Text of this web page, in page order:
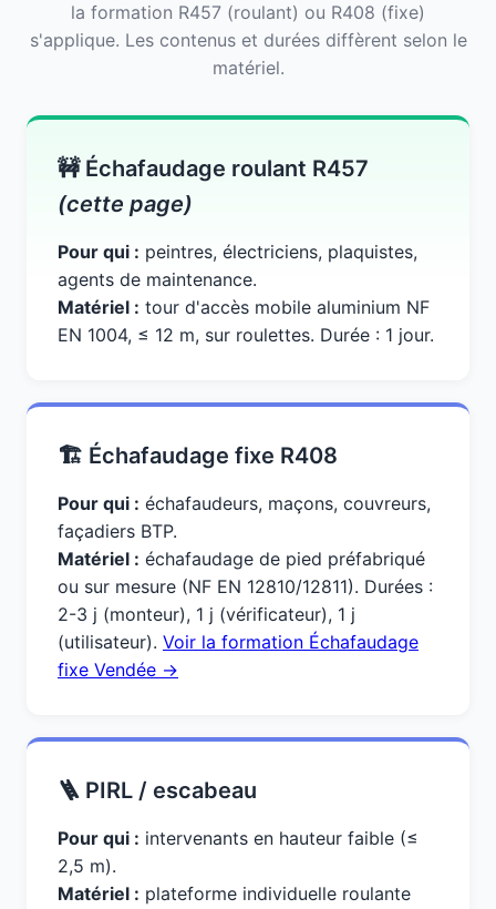
la formation R457 (roulant) ou R408 (fixe)
s'applique. Les contenus et durées diffèrent selon le
matériel.
🚧 Échafaudage roulant R457
(cette page)
Pour qui : peintres, électriciens, plaquistes,
agents de maintenance.
Matériel : tour d'accès mobile aluminium NF
EN 1004, ≤ 12 m, sur roulettes. Durée : 1 jour.
🏗️ Échafaudage fixe R408
Pour qui : échafaudeurs, maçons, couvreurs,
façadiers BTP.
Matériel : échafaudage de pied préfabriqué
ou sur mesure (NF EN 12810/12811). Durées :
2-3 j (monteur), 1 j (vérificateur), 1 j
(utilisateur). Voir la formation Échafaudage
fixe Vendée →
🪜 PIRL / escabeau
Pour qui : intervenants en hauteur faible (≤
2,5 m).
Matériel : plateforme individuelle roulante